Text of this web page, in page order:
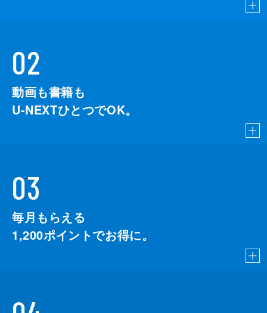
02
動画も書籍も
U-NEXTひとつでOK。
03
毎月もらえる
1,200ポイントでお得に。